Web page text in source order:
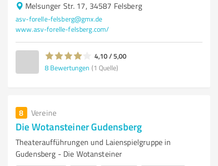
Melsunger Str. 17, 34587 Felsberg
asv-forelle-felsberg@gmx.de
www.asv-forelle-felsberg.com/
4,10 / 5,00
8 Bewertungen (1 Quelle)
8 Vereine
Die Wotansteiner Gudensberg
Theateraufführungen und Laienspielgruppe in
Gudensberg - Die Wotansteiner